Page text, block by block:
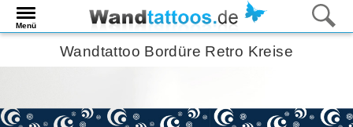
Menü
Wandtattoo Bordüre Retro Kreise